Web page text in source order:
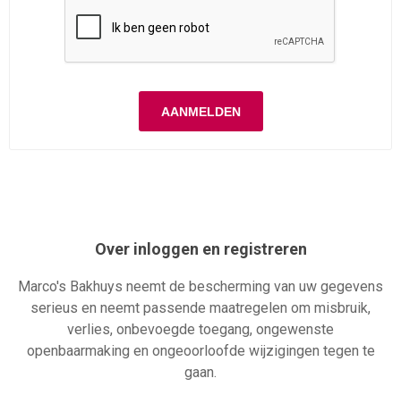
Over inloggen en registreren
Marco's Bakhuys neemt de bescherming van uw gegevens
serieus en neemt passende maatregelen om misbruik,
verlies, onbevoegde toegang, ongewenste
openbaarmaking en ongeoorloofde wijzigingen tegen te
gaan.